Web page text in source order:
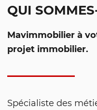
QUI
Mavimmobilier à
projet immobilier.
Spécialiste des